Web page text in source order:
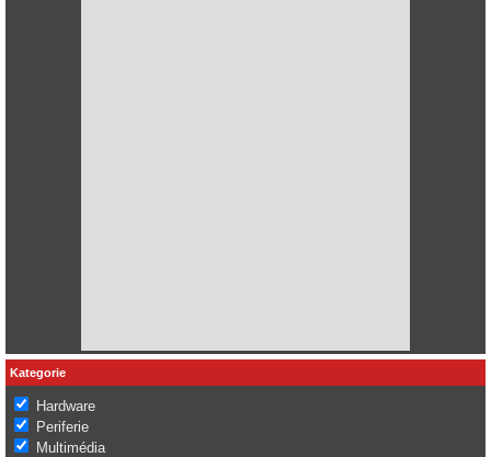
Kategorie
Hardware
Periferie
Multimédia